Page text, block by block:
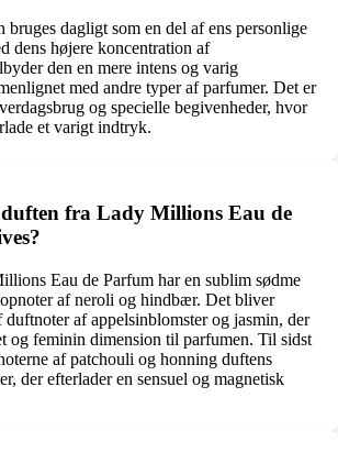
bruges dagligt som en del af ens personlige
dens højere koncentration af
den en mere intens og varig
med andre typer af parfumer. Det er
og specielle begivenheder, hvor
et varigt indtryk.
fra Lady Millions Eau de
Eau de Parfum har en sublim sødme
af neroli og hindbær. Det bliver
duftnoter af appelsinblomster og jasmin, der
og feminin dimension til parfumen. Til sidst
af patchouli og honning duftens
der efterlader en sensuel og magnetisk